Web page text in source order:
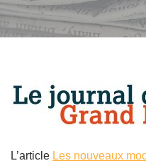
L’article Les nouveaux